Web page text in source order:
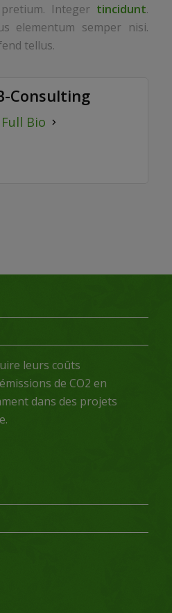
Integer tincidunt.
elementum semper nisi.
tellus.
Consulting
Full Bio
leurs coûts
de CO2 en
dans des projets